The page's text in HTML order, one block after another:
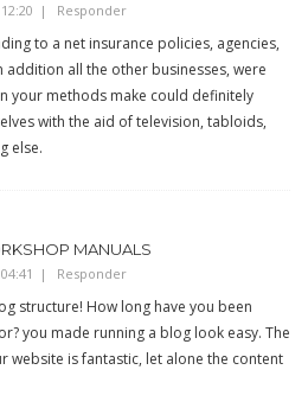
Responder
to a net insurance policies, agencies,
addition all the other businesses, were
your methods make could definitely
with the aid of television, tabloids,
else.
MANUALS
Responder
structure! How long have you been
you made running a blog look easy. The
website is fantastic, let alone the content